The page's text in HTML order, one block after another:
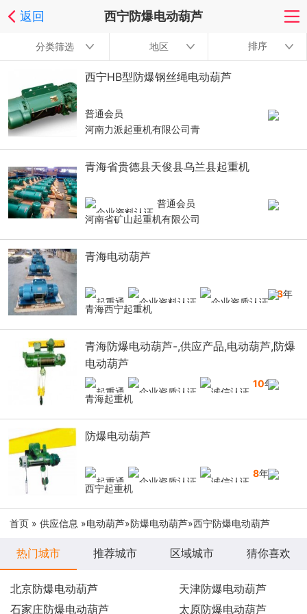
返回 西宁防爆电动葫芦
分类筛选 地区 排序
西宁HB型防爆钢丝绳电动葫芦
普通会员
河南力派起重机有限公司青
青海省贵德县天俊县乌兰县起重机
普通会员
河南省矿山起重机有限公司
青海电动葫芦
13年
青海西宁起重机
青海防爆电动葫芦-,供应产品,电动葫芦,防爆
电动葫芦
10年
青海起重机
防爆电动葫芦
8年
西宁起重机
首页 » 供应信息 »电动葫芦»防爆电动葫芦»西宁防爆电动葫芦
热门城市 推荐城市 区域城市 猜你喜欢
北京防爆电动葫芦
天津防爆电动葫芦
石家庄防爆电动葫芦
太原防爆电动葫芦